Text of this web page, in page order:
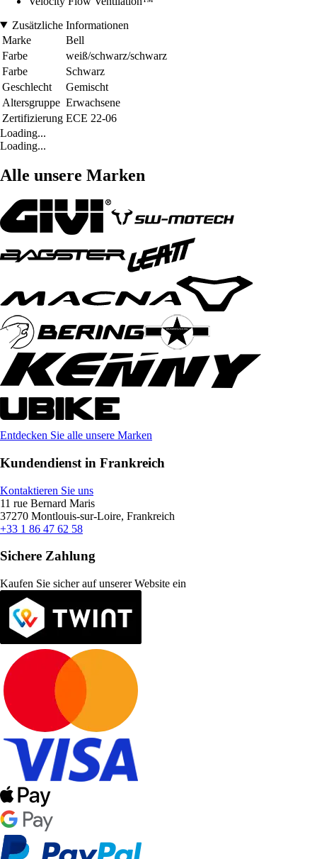
Zusätzliche Informationen
Marke
Bell
Farbe
weiß/schwarz/schwarz
Farbe
Schwarz
Geschlecht
Gemischt
Altersgruppe Erwachsene
Zertifizierung ECE 22-06
Loading...
Loading...
Alle unsere Marken
Entdecken Sie alle unsere Marken
Kundendienst in Frankreich
Kontaktieren Sie uns
11 rue Bernard Maris
37270 Montlouis-sur-Loire, Frankreich
+33 1 86 47 62 58
Sichere Zahlung
Kaufen Sie sicher auf unserer Website ein